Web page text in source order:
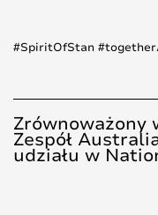
#SpiritOfStan
Zrównoważony
Zespół
udziału w